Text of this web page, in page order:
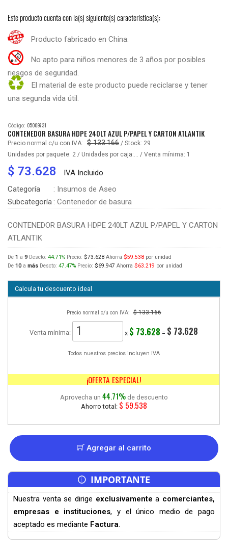
Este producto cuenta con la(s) siguiente(s) característica(s):
Producto fabricado en China.
No apto para niños menores de 3 años por posibles
riesgos de seguridad.
El material de este producto puede reciclarse y tener
una segunda vida útil.
Código: 05009731
CONTENEDOR BASURA HDPE 240LT AZUL P/PAPEL Y CARTON ATLANTIK
Precio normal c/u con IVA: $ 133.166 / Stock: 29
Unidades por paquete: 2 / Unidades por caja:... / Venta mínima: 1
$ 73.628
IVA Incluido
Categoría
: Insumos de Aseo
Subcategoría : Contenedor de basura
CONTENEDOR BASURA HDPE 240LT AZUL P/PAPEL Y CARTON
ATLANTIK
De 1 a 9 Descto: 44.71% Precio: $73.628 Ahorra $59.538 por unidad
De 10 a más Descto: 47.47% Precio: $69.947 Ahorra $63.219 por unidad
Calcula tu descuento ideal
Precio normal c/u con IVA: $ 133.166
Venta mínima: x $ 73.628 = $ 73.628
Todos nuestros precios incluyen IVA
¡OFERTA ESPECIAL!
Aprovecha un 44.71%de descuento
Ahorro total: $ 59.538
Agregar al carrito
IMPORTANTE
Nuestra venta se dirige exclusivamente a comerciantes,
empresas e instituciones, y el único medio de pago
aceptado es mediante Factura.